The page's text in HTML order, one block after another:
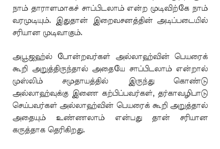
நாம் தாராளமாகச் சாப்பிடலாம் என்ற முடிவிற்கே நாம்
வரமுடியும். இதுதான் இறைவசனத்தின் அடிப்படையில்
சரியான முடிவாகும்.
அபூஜஹ்ல் போன்றவர்கள் அல்லாஹ்வின் பெயரைக்
கூறி அறுத்திருந்தால் அதையே சாப்பிடலாம் என்றால்
முஸ்லிம் சமுதாயத்தில் இருந்து கொண்டு
அல்லாஹ்வுக்கு இணை கற்பிப்பவர்கள், தர்காவழிபாடு
செய்பவர்கள் அல்லாஹ்வின் பெயரைக் கூறி அறுத்தால்
அதையும் உண்ணலாம் என்பது தான் சரியான
கருத்தாக தெரிகிறது.